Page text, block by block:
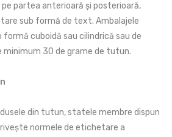
partea anterioară și posterioară,
sub formă de text. Ambalajele
cuboidă sau cilindrică sau de
minimum 30 de grame de tutun.
din tutun, statele membre dispun
normele de etichetare a